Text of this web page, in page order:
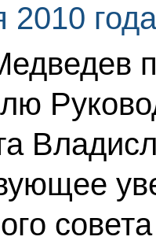
2010 года